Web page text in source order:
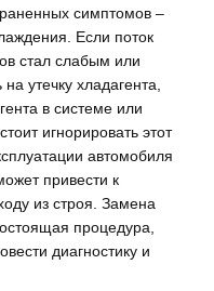
симптомов –
Если поток
стал слабым или
утечку хладагента,
в системе или
игнорировать этот
автомобиля
привести к
из строя. Замена
процедура,
диагностику и